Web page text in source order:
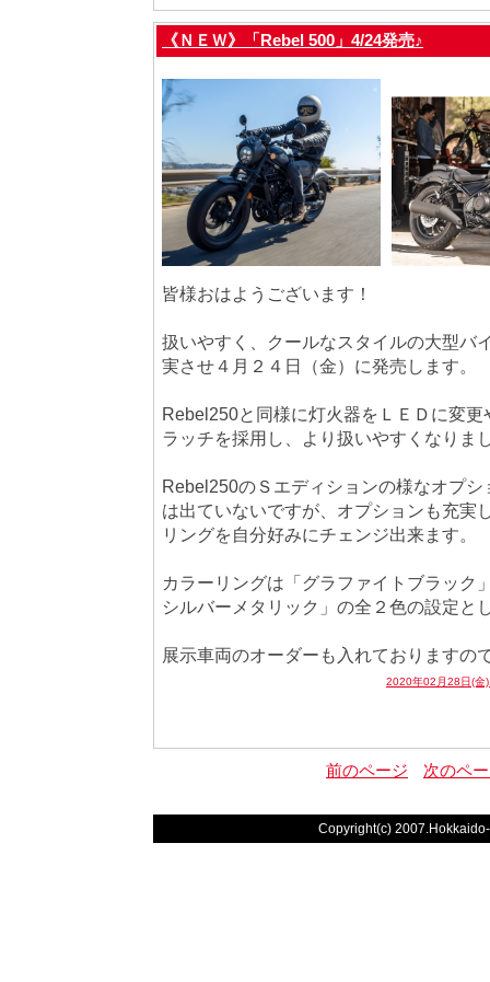
《ＮＥＷ》「Rebel 500」4/24発売♪
皆様おはようございます！
扱いやすく、クールなスタイルの大型バ
実させ４月２４日（金）に発売します。
Rebel250と同様に灯火器をＬＥＤに変
ラッチを採用し、より扱いやすくなりま
Rebel250のＳエディションの様なオプ
は出ていないですが、オプションも充実
リングを自分好みにチェンジ出来ます。
カラーリングは「グラファイトブラック
シルバーメタリック」の全２色の設定と
展示車両のオーダーも入れておりますの
2020年02月28日(金
前のページ 次のペ
Copyright(c)